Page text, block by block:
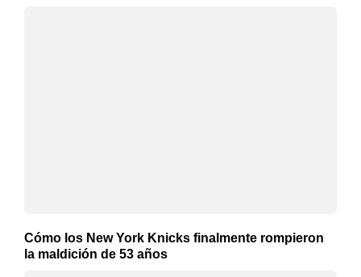
Cómo los New York Knicks finalmente rompieron
la maldición de 53 años